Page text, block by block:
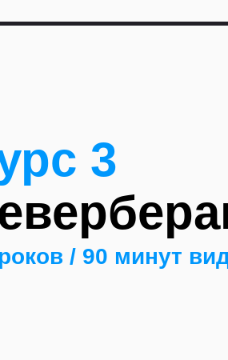
/ 90 минут
3